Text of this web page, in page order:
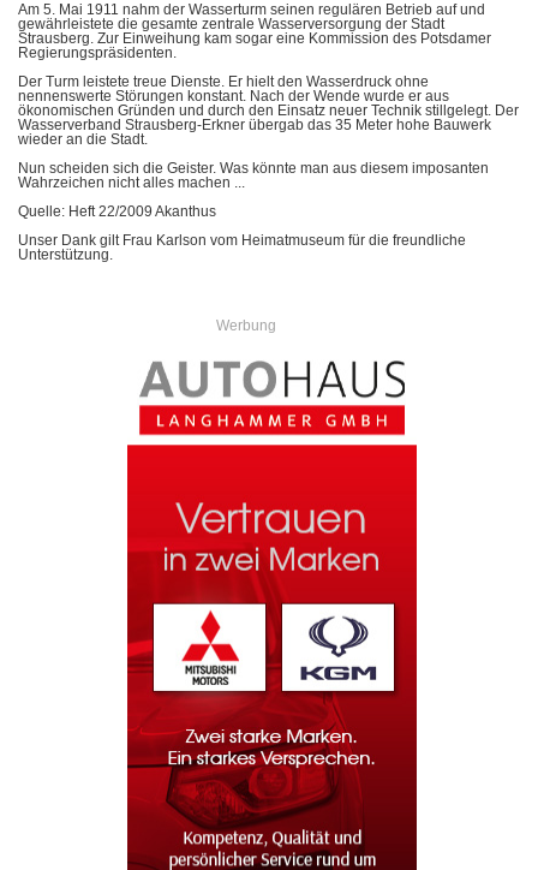
Am 5. Mai 1911 nahm der Wasserturm seinen regulären Betrieb auf und
gewährleistete die gesamte zentrale Wasserversorgung der Stadt
Strausberg. Zur Einweihung kam sogar eine Kommission des Potsdamer
Regierungspräsidenten.
Der Turm leistete treue Dienste. Er hielt den Wasserdruck ohne
nennenswerte Störungen konstant. Nach der Wende wurde er aus
ökonomischen Gründen und durch den Einsatz neuer Technik stillgelegt. Der
Wasserverband Strausberg-Erkner übergab das 35 Meter hohe Bauwerk
wieder an die Stadt.
Nun scheiden sich die Geister. Was könnte man aus diesem imposanten
Wahrzeichen nicht alles machen ...
Quelle: Heft 22/2009 Akanthus
Unser Dank gilt Frau Karlson vom Heimatmuseum für die freundliche
Unterstützung.
Werbung